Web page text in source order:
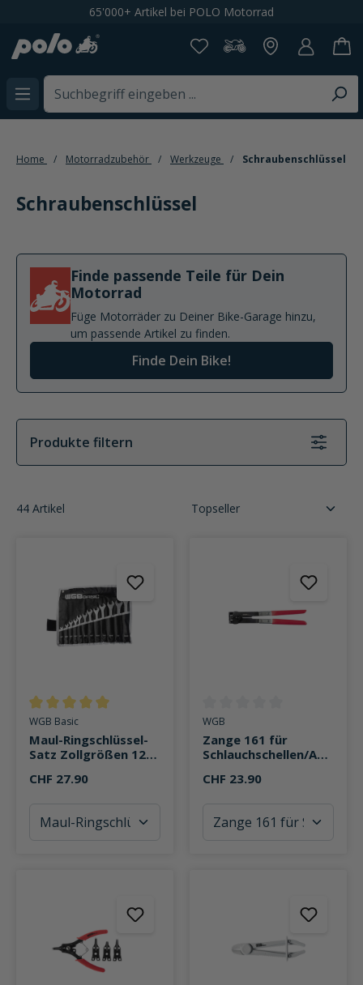
Artikel bei POLO Motorrad
Home Motorradzubehör Werkzeuge Schraubenschlüssel
Schraubenschlüssel
Finde passende Teile für Dein
Motorrad
Füge Motorräder zu Deiner Bike-Garage hinzu,
um passende Artikel zu finden.
Finde Dein Bike!
Produkte filtern
44 Artikel
Durchschnittliche Bewertung von 5 von 5 Sternen
WGB Basic
Maul-Ringschlüssel-
Satz Zollgrößen 12-
CHF 27.90
Durchschnittliche Bewertung
WGB
Zange 161 für
Schlauchschellen/Ach
CHF 23.90